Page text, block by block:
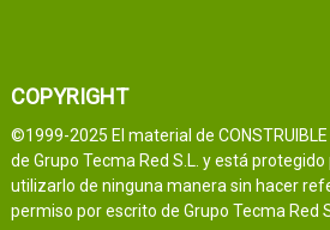
COPYRIGHT
©1999-2025 El material de
de Grupo Tecma Red S.L. y está
utilizarlo de ninguna manera sin hacer
permiso por escrito de Grupo Tecma Red